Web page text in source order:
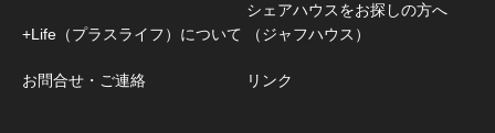
+Life（プラスライフ）について
お問合せ・ご連絡
シェアハウスをお探しの方へ
（ジャフハウス）
リンク